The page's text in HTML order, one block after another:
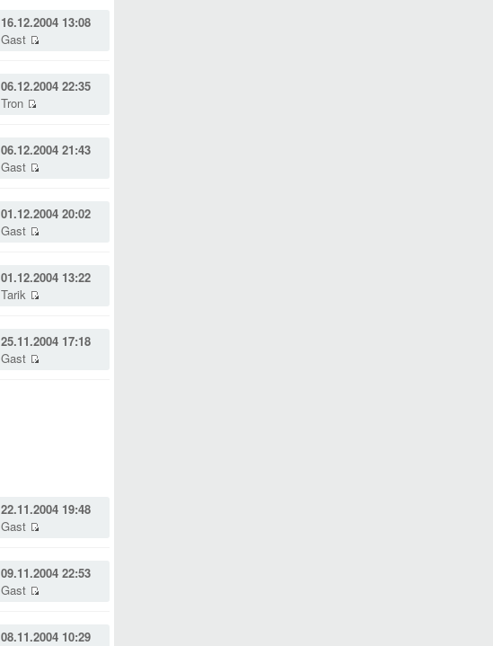
16.12.2004 13:08
Gast
06.12.2004 22:35
Tron
06.12.2004 21:43
Gast
01.12.2004 20:02
Gast
01.12.2004 13:22
Tarik
25.11.2004 17:18
Gast
22.11.2004 19:48
Gast
09.11.2004 22:53
Gast
08.11.2004 10:29